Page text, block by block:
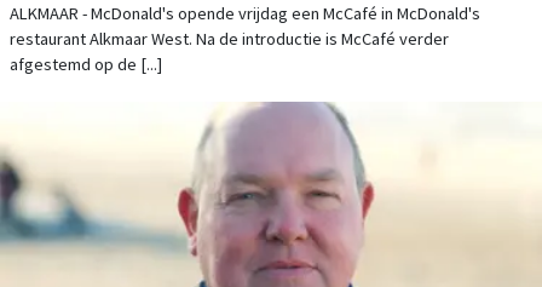
ALKMAAR - McDonald's opende vrijdag een McCafé in McDonald's
restaurant Alkmaar West. Na de introductie is McCafé verder
afgestemd op de [...]